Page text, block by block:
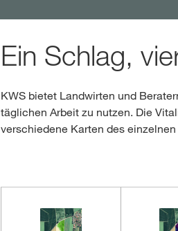
Ein Schlag,
KWS bietet Landwirten und
täglichen Arbeit zu nutzen. Die
verschiedene Karten des